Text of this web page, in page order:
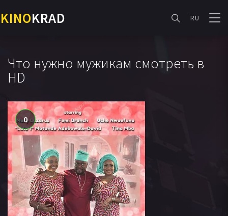
KINOKRAD RU
Что нужно мужикам смотреть в
HD
0